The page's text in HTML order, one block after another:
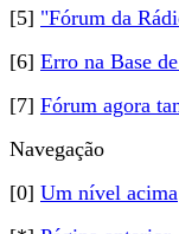
[5] "Fórum da
[6] Erro na Base
[7] Fórum agora
Navegação
[0] Um nível acima